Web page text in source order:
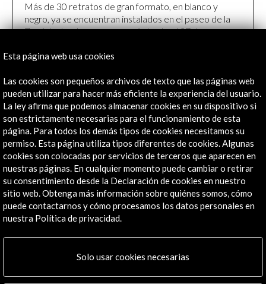
Más de 30 retratos de gran formato, en blanco y
negro, ya se encuentran instalados en el paseo de la
Zurriola donde permanecerán hasta el 27 de
Línea de tiempo
20 Sept - 28 Sept 2025
Festival Internacional de Cine de San Sebastián
San Sebastián, España
Recibe las últimas NOVEDADES
Esta página web usa cookies
Las cookies son pequeños archivos de texto que las páginas web
pueden utilizar para hacer más eficiente la experiencia del usuario.
La ley afirma que podemos almacenar cookies en su dispositivo si
son estrictamente necesarias para el funcionamiento de esta
página. Para todos los demás tipos de cookies necesitamos su
permiso. Esta página utiliza tipos diferentes de cookies. Algunas
cookies son colocadas por servicios de terceros que aparecen en
nuestras páginas. En cualquier momento puede cambiar o retirar
su consentimiento desde la Declaración de cookies en nuestro
sitio web. Obtenga más información sobre quiénes somos, cómo
puede contactarnos y cómo procesamos los datos personales en
nuestra Política de privacidad.
Solo usar cookies necesarias